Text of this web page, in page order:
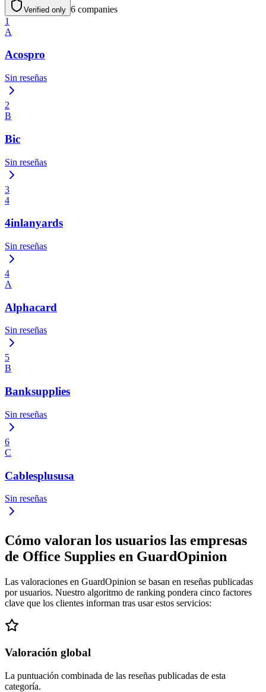
Verified only 6 companies
1
A
Acospro
Sin reseñas
2
B
Bic
Sin reseñas
3
4
4inlanyards
Sin reseñas
4
A
Alphacard
Sin reseñas
5
B
Banksupplies
Sin reseñas
6
C
Cablesplususa
Sin reseñas
Cómo valoran los usuarios las empresas
de Office Supplies en GuardOpinion
Las valoraciones en GuardOpinion se basan en reseñas publicadas
por usuarios. Nuestro algoritmo de ranking pondera cinco factores
clave que los clientes informan tras usar estos servicios:
Valoración global
La puntuación combinada de las reseñas publicadas de esta
categoría.